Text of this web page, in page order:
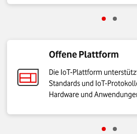
Gehe zu
Gehe
Offene Plattform
Die IoT-Plattform
Standards und IoT-
Hardware und